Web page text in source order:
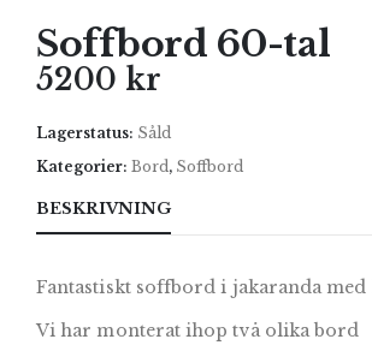
Soffbord 60-tal
5200 kr
Lagerstatus: Såld
Kategorier: Bord, Soffbord
BESKRIVNING
Fantastiskt soffbord i jakaranda
Vi har monterat ihop två olika bord